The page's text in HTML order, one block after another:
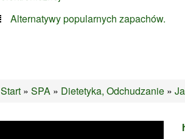
Alternatywy popularnych zapachów.
Start » SPA » Dietetyka, Odchudzanie »